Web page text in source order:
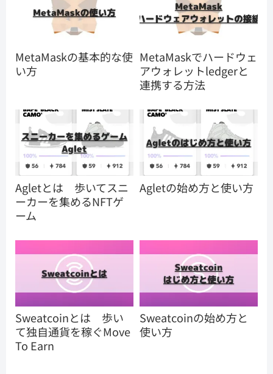
MetaMaskの基本的な使
い方
MetaMaskでハードウェ
アウォレットledgerと
連携する方法
Agletとは 歩いてスニ
ーカーを集めるNFTゲ
ーム
Agletの始め方と使い方
Sweatcoinとは 歩い
て独自通貨を稼ぐMove
To Earn
Sweatcoinの始め方と
使い方